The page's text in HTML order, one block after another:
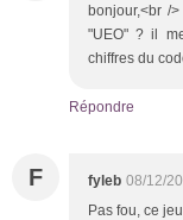
bonjour,<br /
"UEO" ? il
chiffres du
Répondre
F fyleb 08/12/
Pas fou, ce